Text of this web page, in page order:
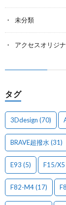
未分類
アクセスオリジ
タグ
3Ddesign (70)
BRAVE超撥水 (31)
E93 (5) F15/X5
F82-M4(17)